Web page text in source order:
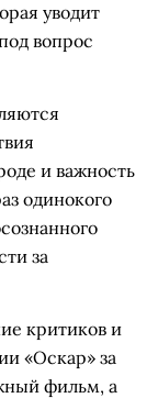
уводит
вопрос
и важность
одинокого
за
критиков и
«Оскар» за
фильм, а